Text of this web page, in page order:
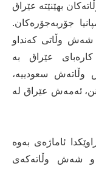
بهێنێتە عێراق
جۆربەجۆرەکان.
شەش وڵاتی کەنداو
عێراق بە
وڵاتەش سعودییە،
ئەمەش عێراق لە
ئاماژەی بەوە
و شەش وڵاتەکەی